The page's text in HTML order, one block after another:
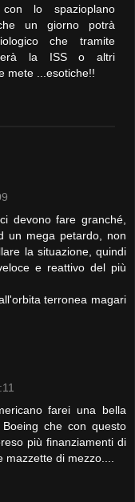
lo spazioplano
un giorno potrà
che tramite
la ISS o altri
mete ...esotiche!!
devono fare granché,
un mega petardo, non
la situazione, quindi
e reattivo del più
terronea magari
farei una bella
che con questo
più finanziamenti di
di mezzo....